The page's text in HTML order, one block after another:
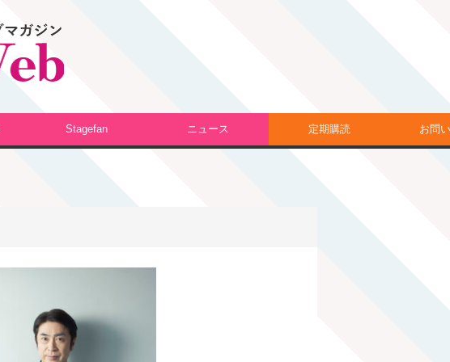
Stagefan ニュース 定期購読 お問